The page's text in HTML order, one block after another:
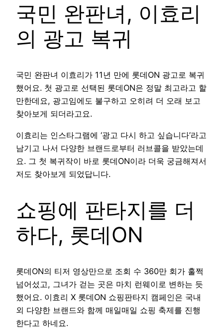
국민 완판녀, 이효리
의 광고 복귀
국민 완판녀 이효리가 11년 만에 롯데ON 광고로 복귀
했어요. 첫 광고로 선택된 롯데ON은 정말 최고라고 할
만한데요, 광고임에도 불구하고 오히려 더 오래 보고
찾아보게 되더라고요.
이효리는 인스타그램에 ‘광고 다시 하고 싶습니다’라고
남기고 나서 다양한 브랜드로부터 러브콜을 받았는데
요. 그 첫 복귀작이 바로 롯데ON이라 더욱 궁금해져서
저도 찾아보게 되었답니다.
쇼핑에 판타지를 더
하다, 롯데ON
롯데ON의 티저 영상만으로 조회 수 360만 회가 훌쩍
넘어섰고, 그녀가 걷는 곳은 마치 런웨이로 변하는 듯
했어요. 이효리 X 롯데ON 쇼핑판타지 캠페인은 국내
외 다양한 브랜드와 함께 매일매일 쇼핑 축제를 진행
한다고 하네요.